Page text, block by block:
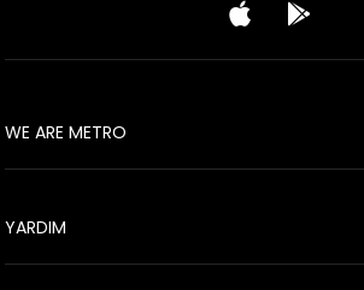
WE ARE METRO
YARDIM